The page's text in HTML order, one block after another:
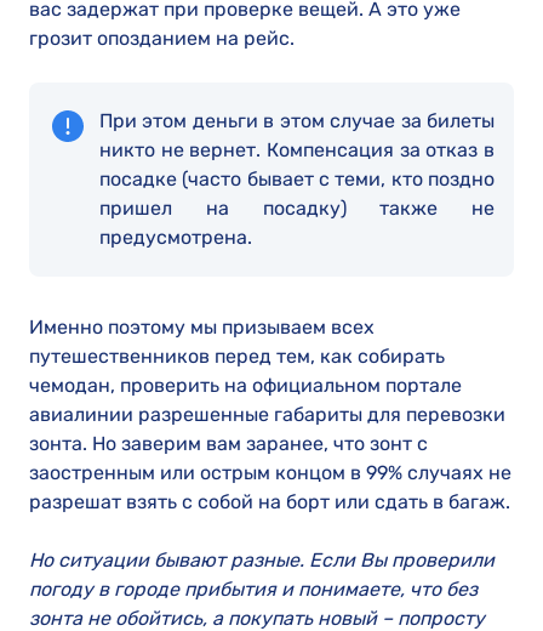
вас задержат при проверке вещей. А это уже
грозит опозданием на рейс.
При этом деньги в этом случае за билеты
никто не вернет. Компенсация за отказ в
посадке (часто бывает с теми, кто поздно
пришел на посадку) также не
предусмотрена.
Именно поэтому мы призываем всех
путешественников перед тем, как собирать
чемодан, проверить на официальном портале
авиалинии разрешенные габариты для перевозки
зонта. Но заверим вам заранее, что зонт с
заостренным или острым концом в 99% случаях не
разрешат взять с собой на борт или сдать в багаж.
Но ситуации бывают разные. Если Вы проверили
погоду в городе прибытия и понимаете, что без
зонта не обойтись, а покупать новый – попросту